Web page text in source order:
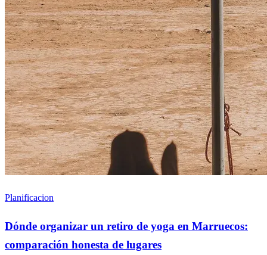
Planificacion
Dónde organizar un retiro de yoga en Marruecos:
comparación honesta de lugares